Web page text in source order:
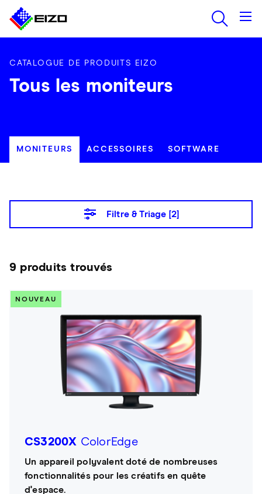
CATALOGUE DE PRODUITS EIZO
Tous les moniteurs
MONITEURS ACCESSOIRES SOFTWARE
Filtre & Triage [2]
9 produits trouvés
NOUVEAU
CS3200X ColorEdge
Un appareil polyvalent doté de nombreuses
fonctionnalités pour les créatifs en quête
d'espace.